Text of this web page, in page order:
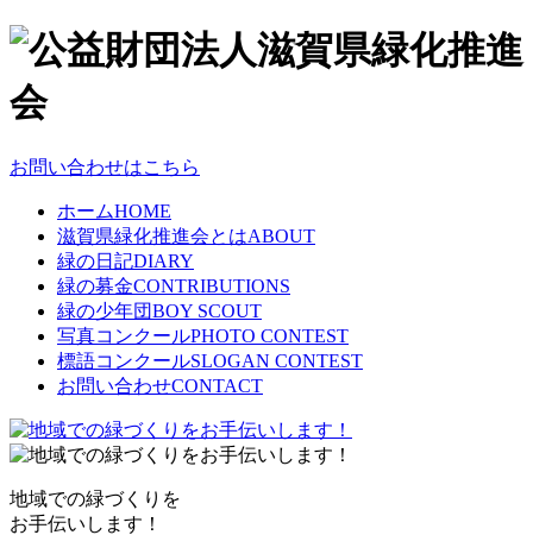
お問い合わせはこちら
ホームHOME
滋賀県緑化推進会とはABOUT
緑の日記DIARY
緑の募金CONTRIBUTIONS
緑の少年団BOY SCOUT
写真コンクールPHOTO CONTEST
標語コンクールSLOGAN CONTEST
お問い合わせCONTACT
地域での緑づくりを
お手伝いします！